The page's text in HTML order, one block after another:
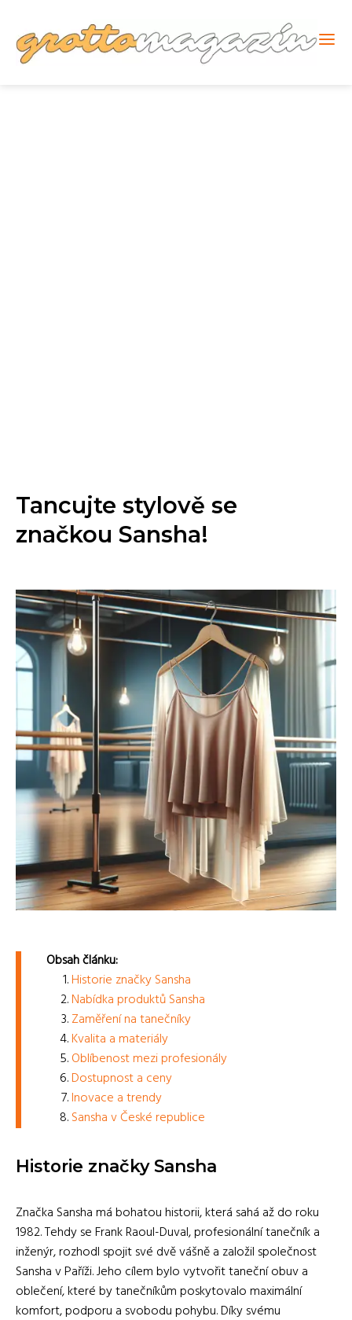
Tancujte stylově se
značkou Sansha!
Obsah článku:
Historie značky Sansha
Nabídka produktů Sansha
Zaměření na tanečníky
Kvalita a materiály
Oblíbenost mezi profesionály
Dostupnost a ceny
Inovace a trendy
Sansha v České republice
Historie značky Sansha
Značka Sansha má bohatou historii, která sahá až do roku
1982. Tehdy se Frank Raoul-Duval, profesionální tanečník a
inženýr, rozhodl spojit své dvě vášně a založil společnost
Sansha v Paříži. Jeho cílem bylo vytvořit taneční obuv a
oblečení, které by tanečníkům poskytovalo maximální
komfort, podporu a svobodu pohybu. Díky svému